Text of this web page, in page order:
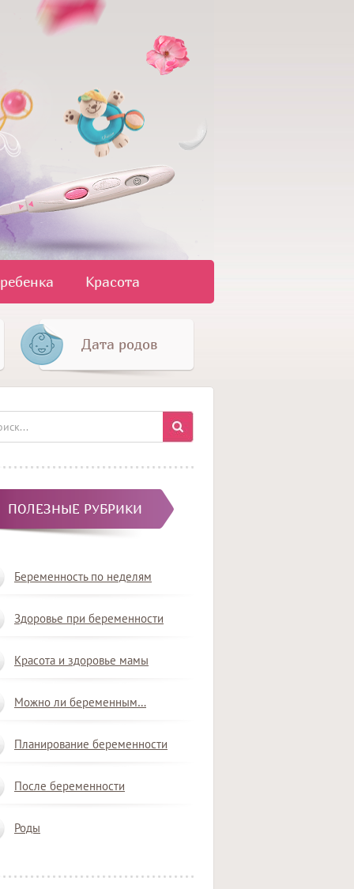
Красота
Дата родов
ПОЛЕЗНЫЕ РУБРИКИ
Беременность по неделям
Здоровье при беременности
Красота и здоровье мамы
Можно ли беременным…
Планирование беременности
После беременности
Роды